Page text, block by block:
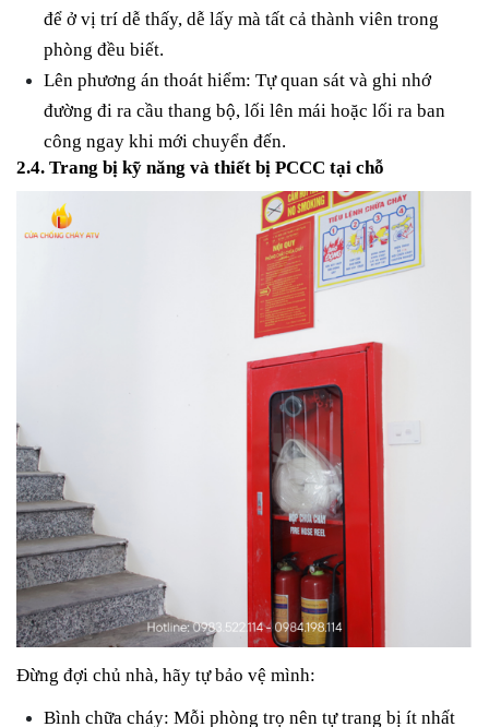
để ở vị trí dễ thấy, dễ lấy mà tất cả thành viên trong
phòng đều biết.
Lên phương án thoát hiểm: Tự quan sát và ghi nhớ
đường đi ra cầu thang bộ, lối lên mái hoặc lối ra ban
công ngay khi mới chuyển đến.
2.4. Trang bị kỹ năng và thiết bị PCCC tại chỗ
Đừng đợi chủ nhà, hãy tự bảo vệ mình:
Bình chữa cháy: Mỗi phòng trọ nên tự trang bị ít nhất